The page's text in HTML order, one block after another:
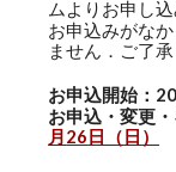
ムよりお申し
お申込みがな
ません．ご了承
お申込開始：
お申込・変更
月 26 日（ 日 ）